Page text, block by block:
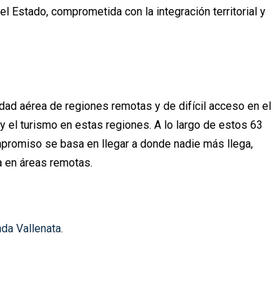
Estado, comprometida con la integración territorial y
aérea de regiones remotas y de difícil acceso en el
el turismo en estas regiones. A lo largo de estos 63
se basa en llegar a donde nadie más llega,
áreas remotas.